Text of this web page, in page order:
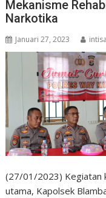
Mekanisme
Narkotika
Januari 27, 2023
(27/01/2023) Kegiatan
utama, Kapolsek